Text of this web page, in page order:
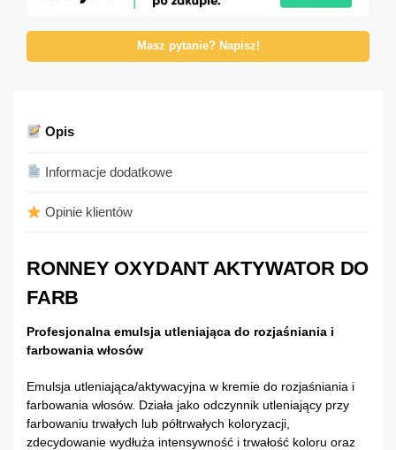
Masz pytanie? Napisz!
Opis
Informacje dodatkowe
Opinie klientów
RONNEY OXYDANT AKTYWATOR DO
FARB
Profesjonalna emulsja utleniająca do rozjaśniania i
farbowania włosów
Emulsja utleniająca/aktywacyjna w kremie do rozjaśniania i
farbowania włosów. Działa jako odczynnik utleniający przy
farbowaniu trwałych lub półtrwałych koloryzacji,
zdecydowanie wydłuża intensywność i trwałość koloru oraz